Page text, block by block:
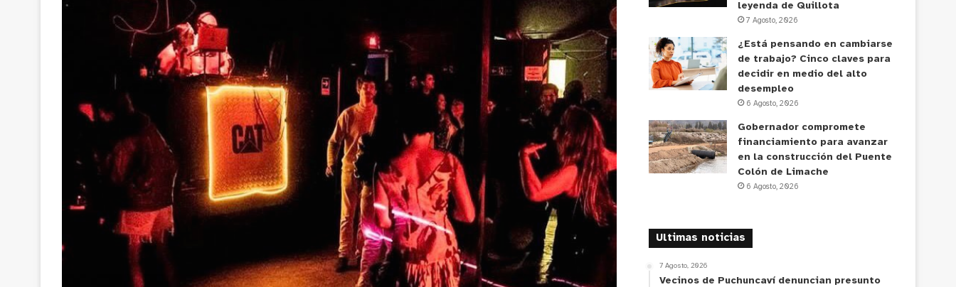
leyenda de Quillota
7 Agosto, 2026
¿Está pensando en cambiarse
de trabajo? Cinco claves para
decidir en medio del alto
desempleo
6 Agosto, 2026
Gobernador compromete
financiamiento para avanzar
en la construcción del Puente
Colón de Limache
6 Agosto, 2026
Ultimas noticias
7 Agosto, 2026
Vecinos de Puchuncaví denuncian presunto